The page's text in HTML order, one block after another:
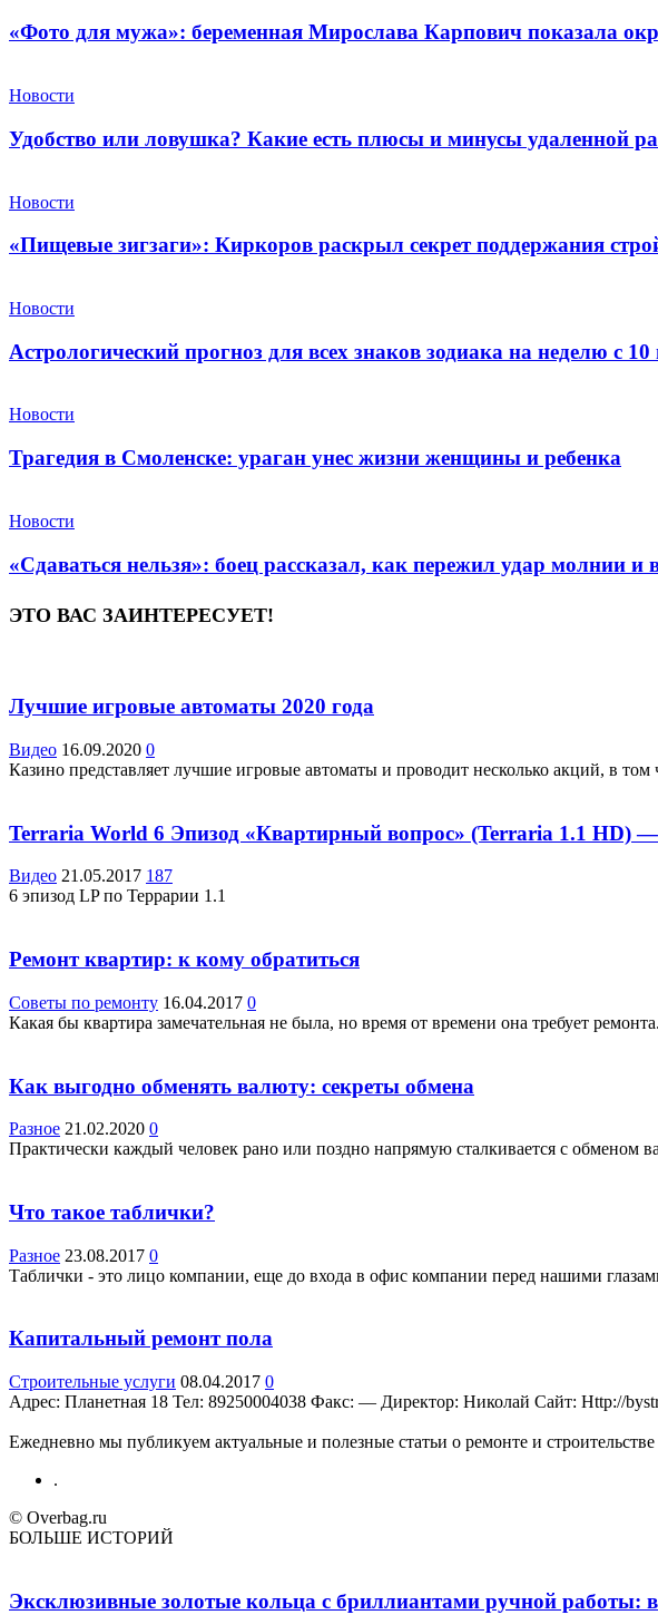
«Фото для мужа»: беременная Мирослава Карпович показала
Новости
Удобство или ловушка? Какие есть плюсы и минусы удаленной
Новости
«Пищевые зигзаги»: Киркоров раскрыл секрет поддержания
Новости
Астрологический прогноз для всех знаков зодиака на неделю с 10
Новости
Трагедия в Смоленске: ураган унес жизни женщины и ребенка
Новости
«Сдаваться нельзя»: боец рассказал, как пережил удар молнии и
ЭТО ВАС ЗАИНТЕРЕСУЕТ!
Лучшие игровые автоматы 2020 года
Видео 16.09.2020 0
Казино представляет лучшие игровые автоматы и проводит несколько акций, в
Terraria World 6 Эпизод «Квартирный вопрос» (Terraria 1.1 HD)
Видео 21.05.2017 187
6 эпизод LP по Террарии 1.1
Ремонт квартир: к кому обратиться
Советы по ремонту 16.04.2017 0
Какая бы квартира замечательная не была, но время от времени она требует
Как выгодно обменять валюту: секреты обмена
Разное 21.02.2020 0
Практически каждый человек рано или поздно напрямую сталкивается с обменом
Что такое таблички?
Разное 23.08.2017 0
Таблички - это лицо компании, еще до входа в офис компании перед нашими
Капитальный ремонт пола
Строительные услуги 08.04.2017 0
Адрес: Планетная 18 Teл: 89250004038 Факс: — Директор: Николай Сайт: Http://
Ежедневно мы публикуем актуальные и полезные статьи о ремонте и
.
© Overbag.ru
БОЛЬШЕ ИСТОРИЙ
Эксклюзивные золотые кольца с бриллиантами ручной работы: